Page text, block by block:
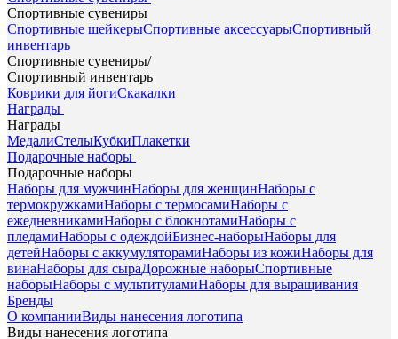
Спортивные сувениры
Спортивные шейкерыСпортивные аксессуарыСпортивный
инвентарь
Спортивные сувениры/
Спортивный инвентарь
Коврики для йогиСкакалки
Награды
Награды
МедалиСтелыКубкиПлакетки
Подарочные наборы
Подарочные наборы
Наборы для мужчинНаборы для женщинНаборы с
термокружкамиНаборы с термосамиНаборы с
ежедневникамиНаборы с блокнотамиНаборы с
пледамиНаборы с одеждойБизнес-наборыНаборы для
детейНаборы с аккумуляторамиНаборы из кожиНаборы для
винаНаборы для сыраДорожные наборыСпортивные
наборыНаборы с мультитуламиНаборы для выращивания
Бренды
О компанииВиды нанесения логотипа
Виды нанесения логотипа